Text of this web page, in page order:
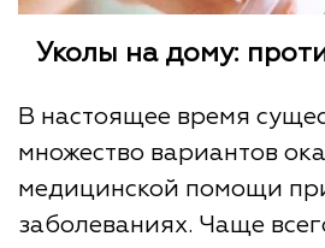
Уколы на дому:
В настоящее время
множество вариантов
медицинской помощи
заболеваниях. Чаще